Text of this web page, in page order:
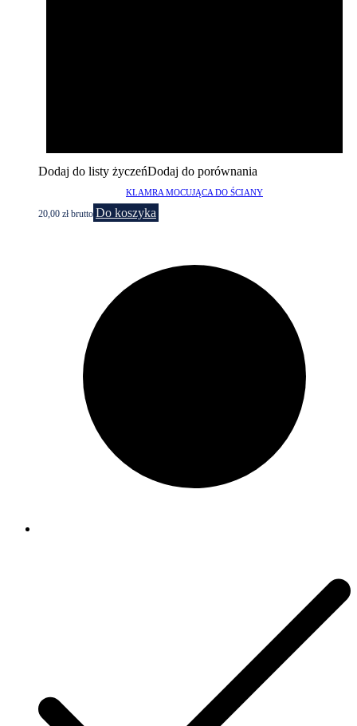
Dodaj do listy życzeńDodaj do porównania
KLAMRA MOCUJĄCA DO ŚCIANY
20,00 złbrutto Do koszyka